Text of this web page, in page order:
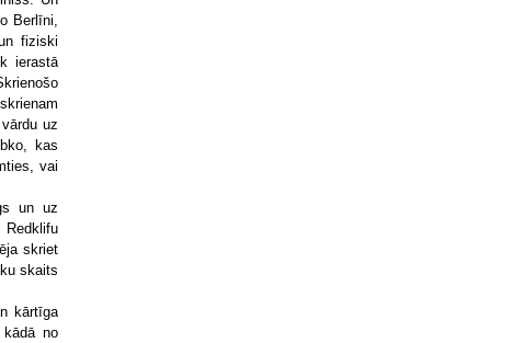
Berlīni,
fiziski
ierastā
uz
kas
vai
un uz
skriet
skaits
kārtīga
no